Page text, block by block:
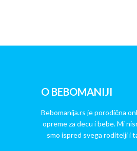
O BEBOMANIJI
Bebomanija.rs je porodična
opreme za decu i bebe. Mi
smo ispred svega roditelji i